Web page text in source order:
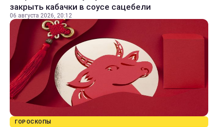
закрыть кабачки в соусе сацебели
06 августа 2026, 20:12
ГОРОСКОПЫ